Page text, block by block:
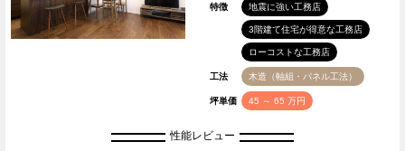
特徴 地震に強い工務店
3階建て住宅が得意な工務店
ローコストな工務店
工法 木造（軸組・パネル工法）
坪単価 45 ～ 65 万円
性能レビュー